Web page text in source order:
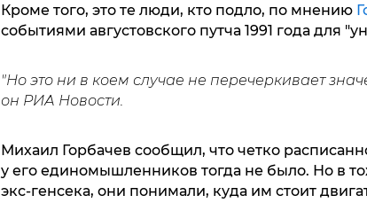
Кроме того, это те люди, кто подло, по мнению
событиями августовского путча 1991 года для
"Но это ни в коем случае не перечеркивает
он РИА Новости.
Михаил Горбачев сообщил, что четко
у его единомышленников тогда не было. Но в
экс-генсека, они понимали, куда им стоит